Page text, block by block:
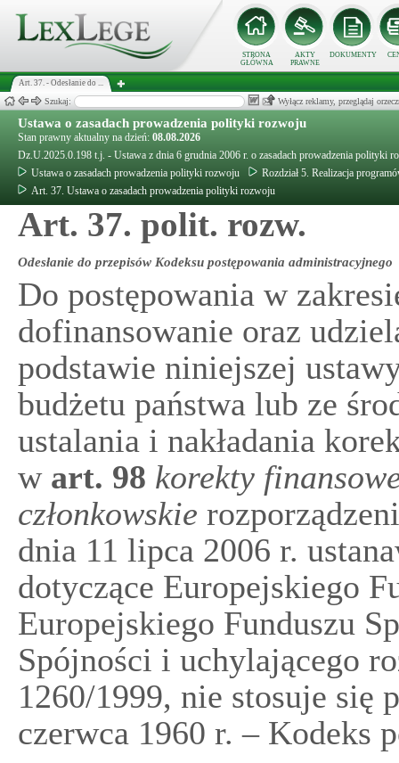
STRONA
GŁÓWNA
AKTY
PRAWNE
DOKUMENTY
Art. 37. - Odesłanie do ...
Szukaj: Wyłącz reklamy, przeglądaj
Ustawa o zasadach prowadzenia polityki rozwoju
Stan prawny aktualny na dzień: 08.08.2026
Dz.U.2025.0.198 t.j. - Ustawa z dnia 6 grudnia 2006 r. o zasadach prowadzenia polityki
Ustawa o zasadach prowadzenia polityki rozwoju
Rozdział 5. Realizacja
Art. 37. Ustawa o zasadach prowadzenia polityki rozwoju
Art. 37. polit. rozw.
Odesłanie do przepisów Kodeksu postępowania administracyjnego
Do postępowania w
dofinansowanie oraz
podstawie niniejszej
budżetu państwa lub ze
ustalania i nakładania
wart. 98 korekty
członkowskie
dnia 11 lipca 2006 r.
dotyczące Europejskiego
Europejskiego Funduszu
Spójności i uchylającego
1260/1999, nie stosuje się
czerwca 1960 r. – Kodeks